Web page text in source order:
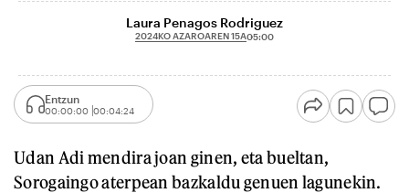
Laura Penagos Rodriguez
2024KO AZAROAREN 15A05:00
Entzun
00:00:00 00:04:24
Udan Adi mendira joan ginen, eta bueltan,
Sorogaingo aterpean bazkaldu genuen lagunekin.